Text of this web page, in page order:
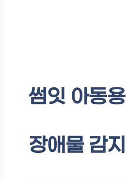
썸잇 아동용
장애물 감지